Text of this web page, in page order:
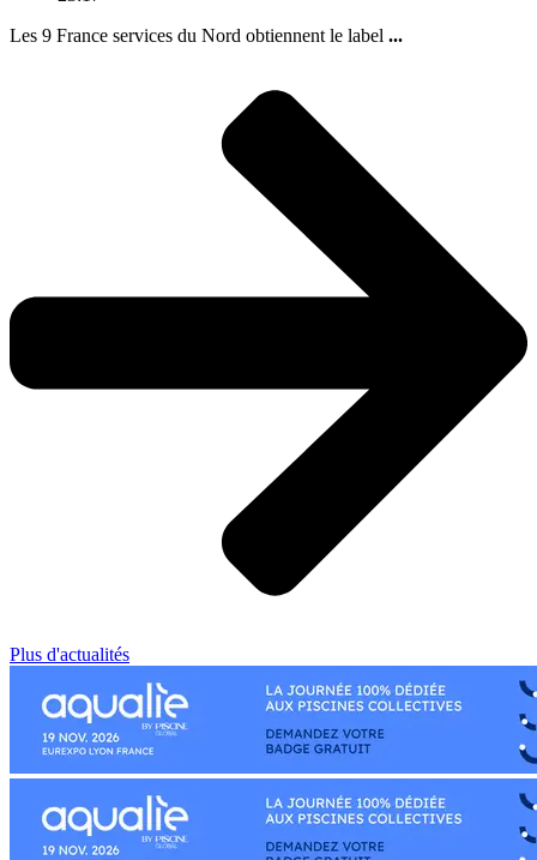
Les 9 France services du Nord obtiennent le label ...
Plus d'actualités